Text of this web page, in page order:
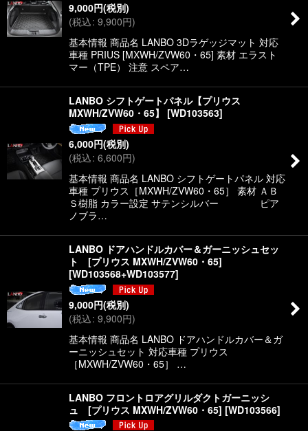
9,000円(税別)
(税込: 9,900円)
基本情報 商品名 LANBO 3Dラゲッジマット 対応
車種 PRIUS [MXWH/ZVW60・65] 素材 エラスト
マー（TPE） 注意 スペア…
LANBO シフトゲートパネル【プリウス
MXWH/ZVW60・65】
[WD103563]
6,000円(税別)
(税込: 6,600円)
基本情報 商品名 LANBO シフトゲートパネル 対応
車種 プリウス［MXWH/ZVW60・65］ 素材 ＡＢ
Ｓ樹脂 カラー設定 サテンシルバー ピア
ノブラ…
LANBO ドアハンドルカバー＆ガーニッシュセッ
ト [プリウス MXWH/ZVW60・65]
[WD103568+WD103577]
9,000円(税別)
(税込: 9,900円)
基本情報 商品名 LANBO ドアハンドルカバー＆ガ
ーニッシュセット 対応車種 プリウス
［MXWH/ZVW60・65］ …
LANBO フロントロアグリルダクトガーニッシ
ュ [プリウス MXWH/ZVW60・65] [WD103566]